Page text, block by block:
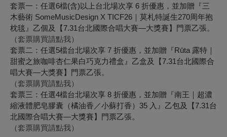
套票一：任選6檔(含)以上台北場次享 6 折優惠，並加贈『三
木藝術 SomeMusicDesign X TICF26｜莫札特誕生270周年抱
枕毯』乙個及【7.31台北國際合唱大賽—大獎賽】門票乙張。
（套票購買請點我）
套票二：任選5檔台北場次享 7 折優惠，並加贈『Rūta 露特｜
甜蜜之旅咖啡杏仁果白巧克力禮盒』乙盒及【7.31台北國際合
唱大賽—大獎賽】門票乙張。
（套票購買請點我）
套票三：任選4檔台北場次享 8 折優惠，並加贈『南王｜超濃
縮液體肥皂膠囊（橘油香／小蘇打香）35 入』乙包及【7.31台
北國際合唱大賽—大獎賽】門票乙張。
（套票購買請點我）